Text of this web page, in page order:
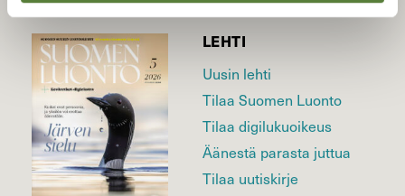
LEHTI
Uusin lehti
Tilaa Suomen Luonto
Tilaa digilukuoikeus
Äänestä parasta juttua
Tilaa uutiskirje